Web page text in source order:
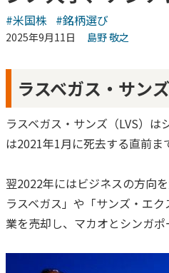
#米国株 #銘柄選び
2025年9月11日 島野 敬之
ラスベガス・サン
ラスベガス・サンズ（LVS）
は2021年1月に死去する直前ま
翌2022年にはビジネスの方向
ラスベガス」や「サンズ・エ
業を売却し、マカオとシンガポ